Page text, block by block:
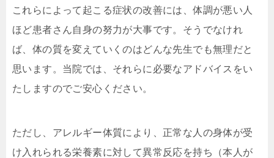
これらによって起こる症状の改善には、体調が悪い人
ほど患者さん自身の努力が大事です。そうでなけれ
ば、体の質を変えていくのはどんな先生でも無理だと
思います。当院では、それらに必要なアドバイスをい
たしますのでご安心ください。
ただし、アレルギー体質により、正常な人の身体が受
け入れられる栄養素に対して異常反応を持ち（本人が